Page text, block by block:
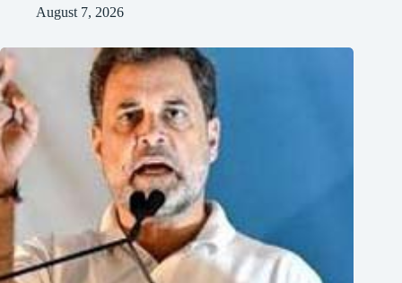
August 7, 2026